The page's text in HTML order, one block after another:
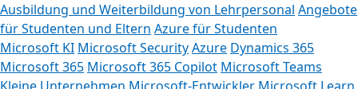
Ausbildung und Weiterbildung von Lehrpersonal Angebote
für Studenten und Eltern Azure für Studenten
Microsoft KI Microsoft SecurityAzure Dynamics 365
Microsoft 365 Microsoft 365 Copilot Microsoft Teams